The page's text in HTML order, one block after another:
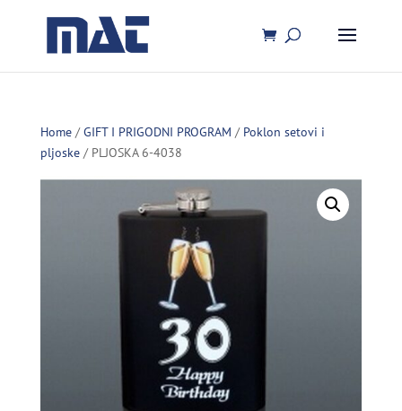
Home/GIFT I PRIGODNI PROGRAM / Poklon setovi i
pljoske/ PLJOSKA 6-4038